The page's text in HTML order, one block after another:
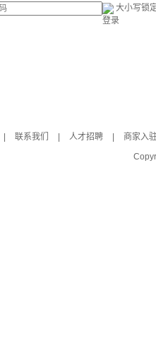
大小写锁
登录
联系我们 人才招聘 商家入